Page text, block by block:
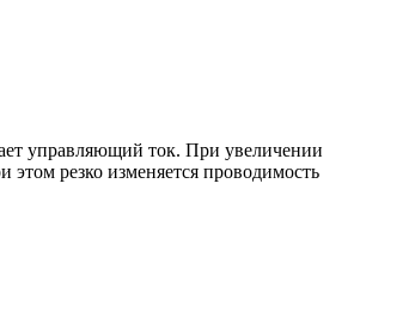
управляющий ток. При увеличении
этом резко изменяется проводимость